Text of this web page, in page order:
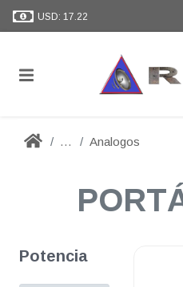
USD: 17.22
... Analogos
Potencia